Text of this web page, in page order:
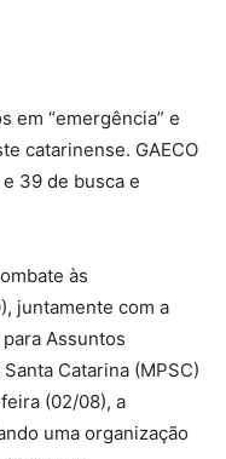
em “emergência” e
catarinense. GAECO
39 de busca e
às
juntamente com a
Assuntos
Catarina (MPSC)
(02/08), a
uma organização